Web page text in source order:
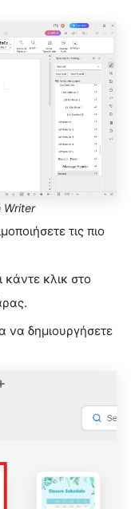
Writer
τις πιο
κάντε κλικ στο
να δημιουργήσετε